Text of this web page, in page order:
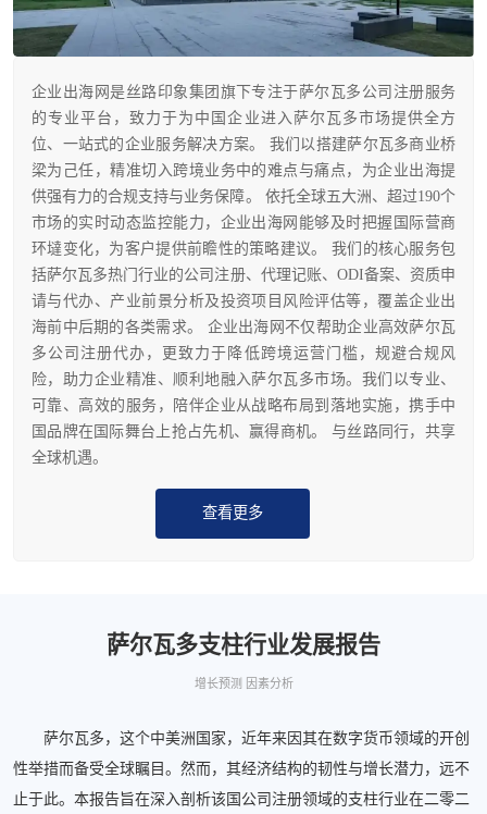
企业出海网是丝路印象集团旗下专注于萨尔瓦多公司注册服务
的专业平台，致力于为中国企业进入萨尔瓦多市场提供全方
位、一站式的企业服务解决方案。 我们以搭建萨尔瓦多商业桥
梁为己任，精准切入跨境业务中的难点与痛点，为企业出海提
供强有力的合规支持与业务保障。 依托全球五大洲、超过190个
市场的实时动态监控能力，企业出海网能够及时把握国际营商
环墶变化，为客户提供前瞻性的策略建议。 我们的核心服务包
括萨尔瓦多热门行业的公司注册、代理记账、ODI备案、资质申
请与代办、产业前景分析及投资项目风险评估等，覆盖企业出
海前中后期的各类需求。 企业出海网不仅帮助企业高效萨尔瓦
多公司注册代办，更致力于降低跨境运营门槛，规避合规风
险，助力企业精准、顺利地融入萨尔瓦多市场。我们以专业、
可靠、高效的服务，陪伴企业从战略布局到落地实施，携手中
国品牌在国际舞台上抢占先机、赢得商机。 与丝路同行，共享
全球机遇。
查看更多
萨尔瓦多支柱行业发展报告
增长预测 因素分析
萨尔瓦多，这个中美洲国家，近年来因其在数字货币领域的开创
性举措而备受全球瞩目。然而，其经济结构的韧性与增长潜力，远不
止于此。本报告旨在深入剖析该国公司注册领域的支柱行业在二零二